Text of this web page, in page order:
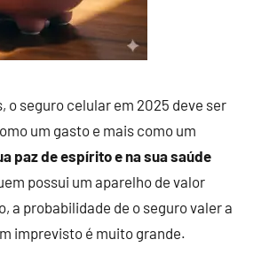
o seguro celular em 2025 deve ser
um gasto e mais como um
paz de espírito e na sua saúde
possui um aparelho de valor
a probabilidade de o seguro valer a
imprevisto é muito grande.